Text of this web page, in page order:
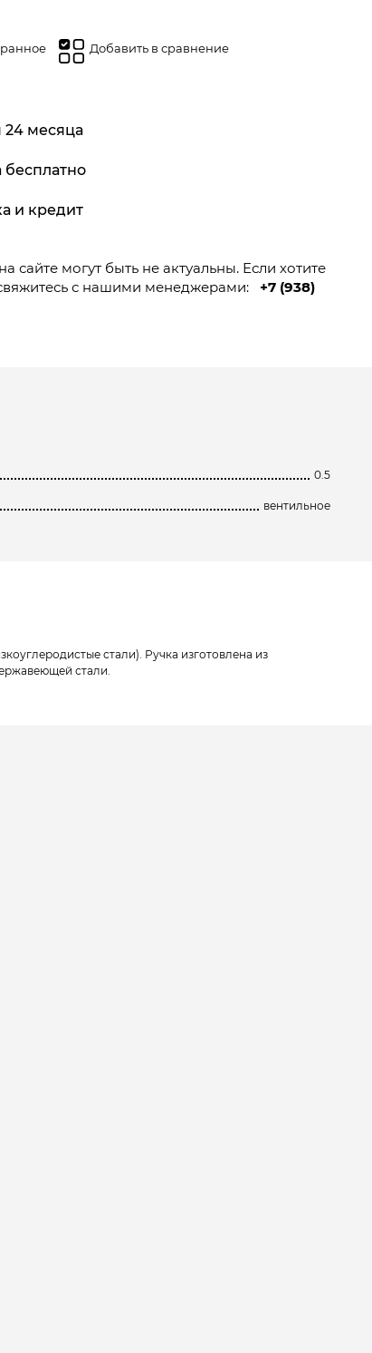
Добавить в сравнение
24 месяца
бесплатно
и кредит
сайте могут быть не актуальны. Если хотите
с нашими менеджерами:
+7 (938)
0.5
вентильное
стали). Ручка изготовлена из
стали.